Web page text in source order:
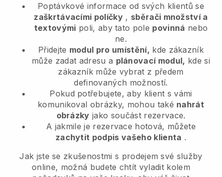
Poptávkové informace od svých klientů se
zaškrtávacími políčky , sběrači množství a
textovými poli, aby tato pole povinná nebo
ne.
Přidejte modul pro umístění, kde zákazník
může zadat adresu a plánovací modul, kde si
zákazník může vybrat z předem
definovaných možností.
Pokud potřebujete, aby klient s vámi
komunikoval obrázky, mohou také nahrát
obrázky jako součást rezervace.
A jakmile je rezervace hotová, můžete
zachytit podpis vašeho klienta .
Jak jste se zkušenostmi s prodejem své služby
online, možná budete chtít vyladit kolem